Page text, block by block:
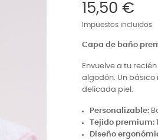
15,50 €
Impuestos incluidos
Capa de baño
Envuelve a tu
algodón. Un
delicada piel.
Personalizable:
Tejido premium:
Diseño